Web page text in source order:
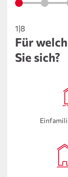
1|8
Für
Sie sich?